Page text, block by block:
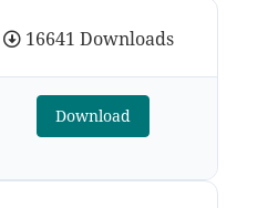
16641 Downloads
Download